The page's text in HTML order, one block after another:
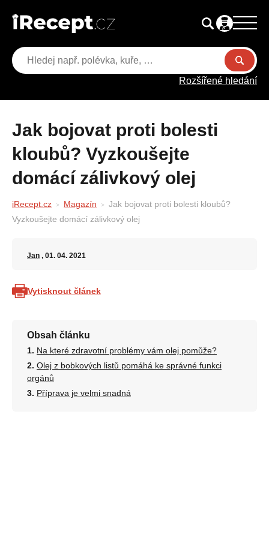
Rozšířené hledání
Jak bojovat proti bolesti
kloubů? Vyzkoušejte
domácí zálivkový olej
iRecept.cz Magazín
Jak bojovat proti bolesti kloubů?
Vyzkoušejte domácí zálivkový olej
Jan , 01. 04. 2021
Vytisknout článek
Obsah článku
Na které zdravotní problémy vám olej pomůže?
Olej z bobkových listů pomáhá ke správné funkci
orgánů
Příprava je velmi snadná